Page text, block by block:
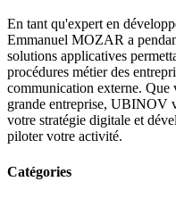
En tant qu'expert en
Emmanuel MOZAR a
solutions applicatives
procédures métier des
communication externe.
grande entreprise, UBINOV
votre stratégie digitale et
piloter votre activité.
Catégories